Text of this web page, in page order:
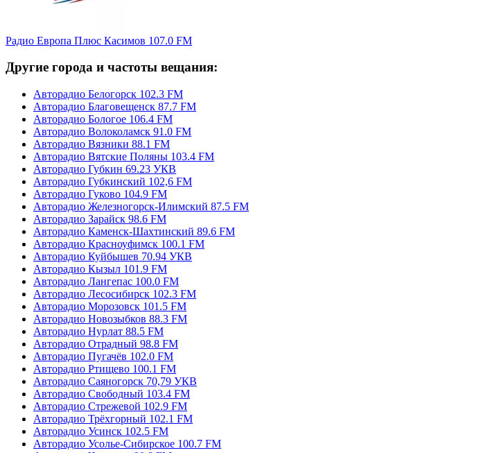
Радио Европа Плюс Касимов 107.0 FM
Другие города и частоты вещания:
Авторадио Белогорск 102.3 FM
Авторадио Благовещенск 87.7 FM
Авторадио Бологое 106.4 FM
Авторадио Волоколамск 91.0 FM
Авторадио Вязники 88.1 FM
Авторадио Вятские Поляны 103.4 FM
Авторадио Губкин 69.23 УКВ
Авторадио Губкинский 102,6 FM
Авторадио Гуково 104.9 FM
Авторадио Железногорск-Илимский 87.5 FM
Авторадио Зарайск 98.6 FM
Авторадио Каменск-Шахтинский 89.6 FM
Авторадио Красноуфимск 100.1 FM
Авторадио Куйбышев 70.94 УКВ
Авторадио Кызыл 101.9 FM
Авторадио Лангепас 100.0 FM
Авторадио Лесосибирск 102.3 FM
Авторадио Морозовск 101.5 FM
Авторадио Новозыбков 88.3 FM
Авторадио Нурлат 88.5 FM
Авторадио Отрадный 98.8 FM
Авторадио Пугачёв 102.0 FM
Авторадио Ртищево 100.1 FM
Авторадио Саяногорск 70,79 УКВ
Авторадио Свободный 103.4 FM
Авторадио Стрежевой 102.9 FM
Авторадио Трёхгорный 102.1 FM
Авторадио Усинск 102.5 FM
Авторадио Усолье-Сибирское 100.7 FM